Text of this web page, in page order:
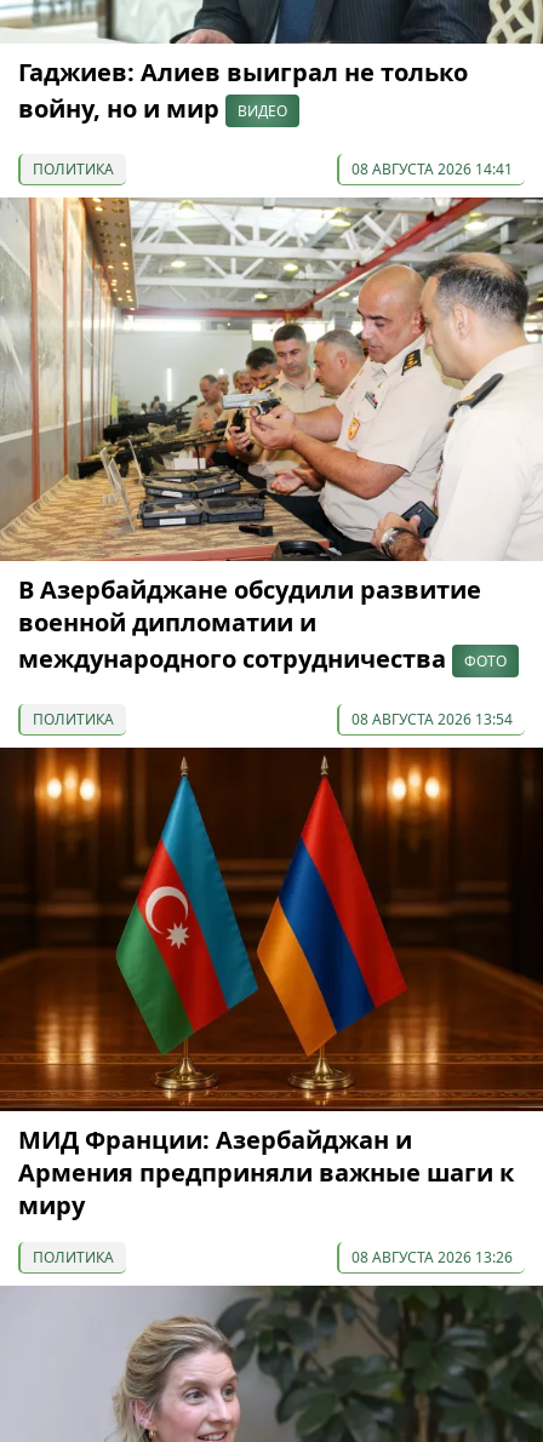
Гаджиев: Алиев выиграл не только
войну, но и мир
ВИДЕО
ПОЛИТИКА 08 АВГУСТА 2026 14:41
В Азербайджане обсудили развитие
военной дипломатии и
международного сотрудничества
ФОТО
ПОЛИТИКА 08 АВГУСТА 2026 13:54
МИД Франции: Азербайджан и
Армения предприняли важные шаги к
миру
ПОЛИТИКА 08 АВГУСТА 2026 13:26